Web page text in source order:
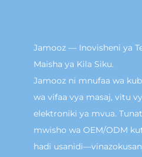
Jamooz — Inovisheni ya
Maisha ya Kila Siku.
Jamooz ni mnufaa wa
wa vifaa vya masaj, vitu
elektroniki ya mvua.
mwisho wa OEM/ODM
hadi